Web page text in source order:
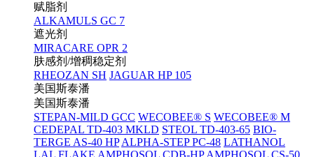
赋脂剂
ALKAMULS GC 7
遮光剂
MIRACARE OPR 2
肤感剂/增稠稳定剂
RHEOZAN SH JAGUAR HP 105
美国斯泰潘
美国斯泰潘
STEPAN-MILD GCC WECOBEE® S WECOBEE® M
CEDEPAL TD-403 MKLD STEOL TD-403-65 BIO-
TERGE AS-40 HP ALPHA-STEP PC-48 LATHANOL
LAL FLAKE AMPHOSOL CDB-HP AMPHOSOL CS-50